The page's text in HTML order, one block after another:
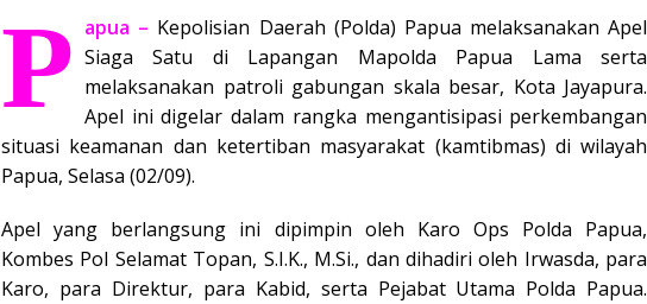
P apua – Kepolisian Daerah (Polda) Papua melaksanakan Apel
Siaga Satu di Lapangan Mapolda Papua Lama serta
melaksanakan patroli gabungan skala besar, Kota Jayapura.
Apel ini digelar dalam rangka mengantisipasi perkembangan
situasi keamanan dan ketertiban masyarakat (kamtibmas) di wilayah
Papua, Selasa (02/09).
Apel yang berlangsung ini dipimpin oleh Karo Ops Polda Papua,
Kombes Pol Selamat Topan, S.I.K., M.Si., dan dihadiri oleh Irwasda, para
Karo, para Direktur, para Kabid, serta Pejabat Utama Polda Papua.